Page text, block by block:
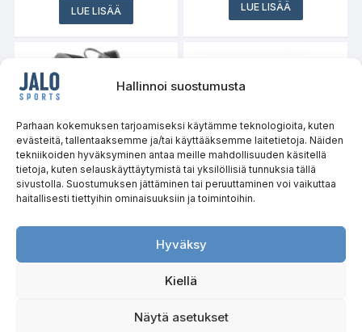
Hallinnoi suostumusta
Parhaan kokemuksen tarjoamiseksi käytämme teknologioita, kuten
evästeitä, tallentaaksemme ja/tai käyttääksemme laitetietoja. Näiden
tekniikoiden hyväksyminen antaa meille mahdollisuuden käsitellä
tietoja, kuten selauskäyttäytymistä tai yksilöllisiä tunnuksia tällä
sivustolla. Suostumuksen jättäminen tai peruuttaminen voi vaikuttaa
haitallisesti tiettyihin ominaisuuksiin ja toimintoihin.
Hyväksy
Kiellä
Näytä asetukset
LUE LISÄÄ LUE LISÄÄ
Reppu Caver 18l NC1950
LUE LISÄÄ
Treenisetti TX02 HMS
LUE LISÄÄ